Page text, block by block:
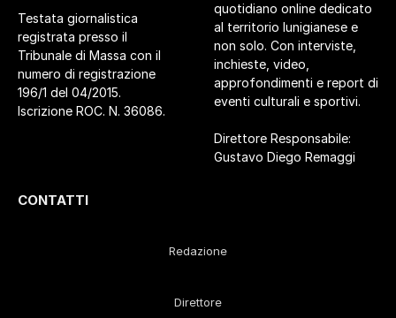
Testata giornalistica
registrata presso il
Tribunale di Massa con il
numero di registrazione
196/1 del 04/2015.
Iscrizione ROC. N. 36086.
quotidiano online dedicato
al territorio lunigianese e
non solo. Con interviste,
inchieste, video,
approfondimenti e report di
eventi culturali e sportivi.
Direttore Responsabile:
Gustavo Diego Remaggi
CONTATTI
Redazione
Direttore